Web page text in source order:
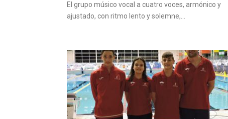
El grupo músico vocal a cuatro voces, armónico y
ajustado, con ritmo lento y solemne,…